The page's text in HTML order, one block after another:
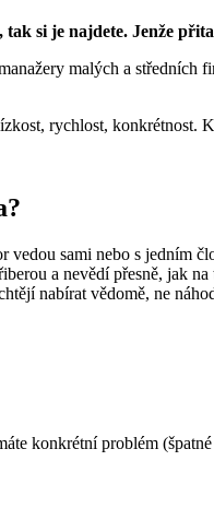
si je najdete. Jenže
malých a
rychlost, konkrétnost.
vedou sami nebo s jedním
a nevědí přesně, jak na
nabírat vědomě, ne
konkrétní problém